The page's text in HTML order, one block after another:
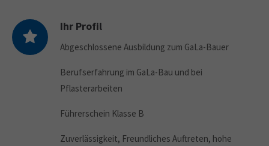
Ihr Profil
Abgeschlossene Ausbildung zum GaLa-Bauer
Berufserfahrung im GaLa-Bau und bei
Pflasterarbeiten
Führerschein Klasse B
Zuverlässigkeit, Freundliches Auftreten, hohe